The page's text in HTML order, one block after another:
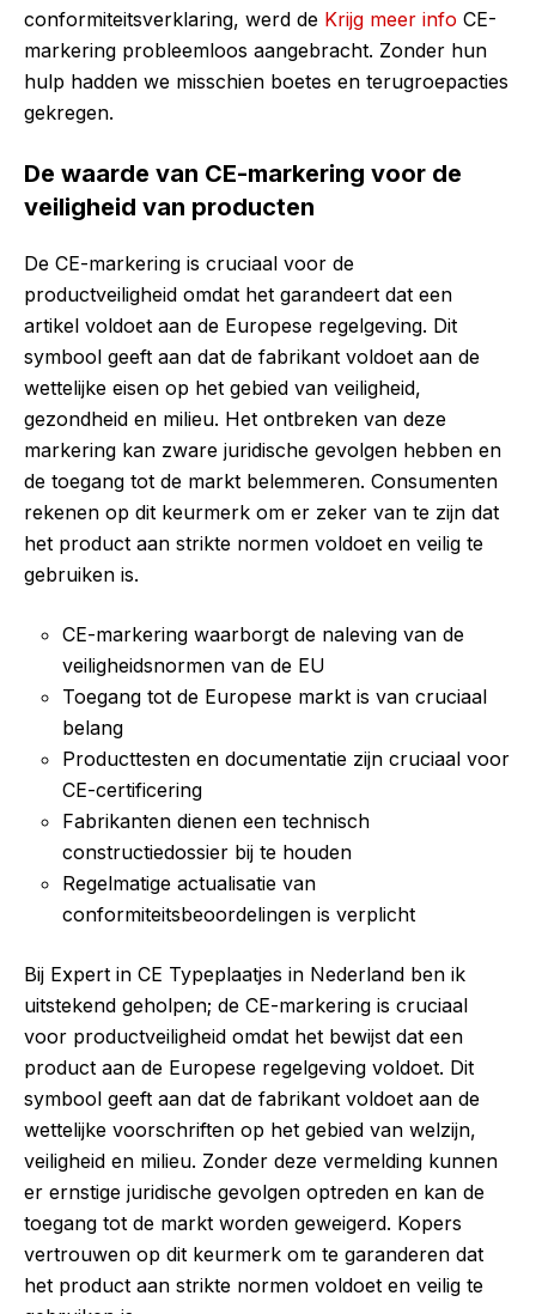
conformiteitsverklaring, werd de Krijg meer info CE-
markering probleemloos aangebracht. Zonder hun
hulp hadden we misschien boetes en terugroepacties
gekregen.
De waarde van CE-markering voor de
veiligheid van producten
De CE-markering is cruciaal voor de
productveiligheid omdat het garandeert dat een
artikel voldoet aan de Europese regelgeving. Dit
symbool geeft aan dat de fabrikant voldoet aan de
wettelijke eisen op het gebied van veiligheid,
gezondheid en milieu. Het ontbreken van deze
markering kan zware juridische gevolgen hebben en
de toegang tot de markt belemmeren. Consumenten
rekenen op dit keurmerk om er zeker van te zijn dat
het product aan strikte normen voldoet en veilig te
gebruiken is.
CE-markering waarborgt de naleving van de
veiligheidsnormen van de EU
Toegang tot de Europese markt is van cruciaal
belang
Producttesten en documentatie zijn cruciaal voor
CE-certificering
Fabrikanten dienen een technisch
constructiedossier bij te houden
Regelmatige actualisatie van
conformiteitsbeoordelingen is verplicht
Bij Expert in CE Typeplaatjes in Nederland ben ik
uitstekend geholpen; de CE-markering is cruciaal
voor productveiligheid omdat het bewijst dat een
product aan de Europese regelgeving voldoet. Dit
symbool geeft aan dat de fabrikant voldoet aan de
wettelijke voorschriften op het gebied van welzijn,
veiligheid en milieu. Zonder deze vermelding kunnen
er ernstige juridische gevolgen optreden en kan de
toegang tot de markt worden geweigerd. Kopers
vertrouwen op dit keurmerk om te garanderen dat
het product aan strikte normen voldoet en veilig te